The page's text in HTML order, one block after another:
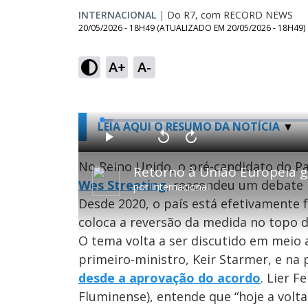
INTERNACIONAL | Do R7, com RECORD NEWS
20/05/2026 - 18H49 (ATUALIZADO EM 20/05/2026 - 18H49)
A+ A-
LEIA AQUI O RESUMO DA NOTÍCIA
Retorno à União Europeia
porInternacional
P
l
y
V
o
t
a
r
1
s
e
u
d
o
A
v
n
ç
a
r
0
e
g
n
L
o
a
d
e
:
2
4
4
%
No Reino Unido, o pré-candidato do
Wes Streeting, reacendeu um
Desde 2020, o país está
coloca a reversão da medida no topo
O tema volta a ser discutido em
primeiro-ministro, Keir Starmer, e na
desde a aprovação do acordo. Lier
Fluminense), entende que “hoje a